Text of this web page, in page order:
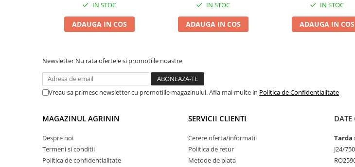
Fierastraie manuale
Fire motocoasa
Gresor / Decalimetru
Lama motofierastrau / drujba
Lant motofierastrau / drujba
IN STOC
ADAUGA IN COS
IN STOC
ADAUGA IN COS
IN STOC
ADAUGA IN COS
Newsletter Nu rata ofertele si promotiile noastre
Vreau sa primesc newsletter cu promotiile magazinului. Afla mai multe in Politica de Confidentialitate
MAGAZINUL AGRININ
Despre noi
Termeni si conditii
Politica de confidentialitate
SERVICII CLIENTI
Cerere oferta/informatii
Politica de retur
Metode de plata
DATE
Tarda
J24/